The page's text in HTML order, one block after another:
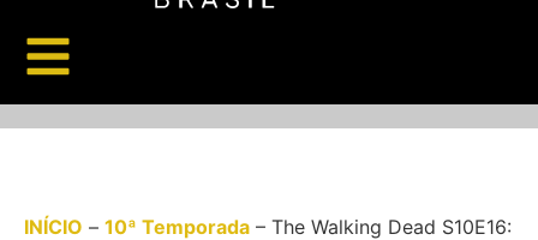
INÍCIO – 10ª Temporada – The Walking Dead S10E16: